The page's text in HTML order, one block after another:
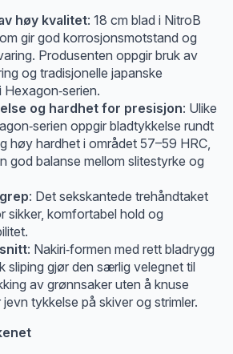
høy kvalitet: 18 cm blad i NitroB
gir god korrosjonsmotstand og
Produsenten oppgir bruk av
og tradisjonelle japanske
og hardhet for presisjon: Ulike
oppgir bladtykkelse rundt
høy hardhet i området 57–59 HRC,
god balanse mellom slitestyrke og
: Det sekskantede trehåndtaket
sikker, komfortabel hold og
: Nakiri‑formen med rett bladrygg
sliping gjør den særlig velegnet til
av grønnsaker uten å knuse
tykkelse på skiver og strimler.